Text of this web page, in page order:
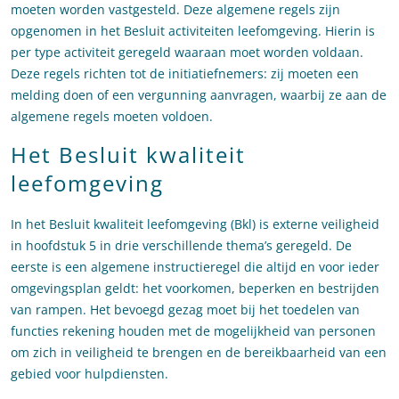
moeten worden vastgesteld. Deze algemene regels zijn
opgenomen in het Besluit activiteiten leefomgeving. Hierin is
per type activiteit geregeld waaraan moet worden voldaan.
Deze regels richten tot de initiatiefnemers: zij moeten een
melding doen of een vergunning aanvragen, waarbij ze aan de
algemene regels moeten voldoen.
Het Besluit kwaliteit
leefomgeving
In het Besluit kwaliteit leefomgeving (Bkl) is externe veiligheid
in hoofdstuk 5 in drie verschillende thema’s geregeld. De
eerste is een algemene instructieregel die altijd en voor ieder
omgevingsplan geldt: het voorkomen, beperken en bestrijden
van rampen. Het bevoegd gezag moet bij het toedelen van
functies rekening houden met de mogelijkheid van personen
om zich in veiligheid te brengen en de bereikbaarheid van een
gebied voor hulpdiensten.